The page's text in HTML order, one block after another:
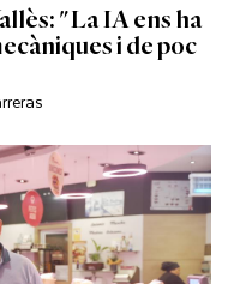
"La IA ens ha
i de poc